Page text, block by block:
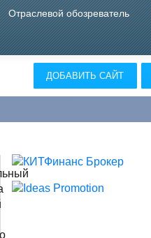
Отраслевой обозреватель
ДОБАВИТЬ САЙТ